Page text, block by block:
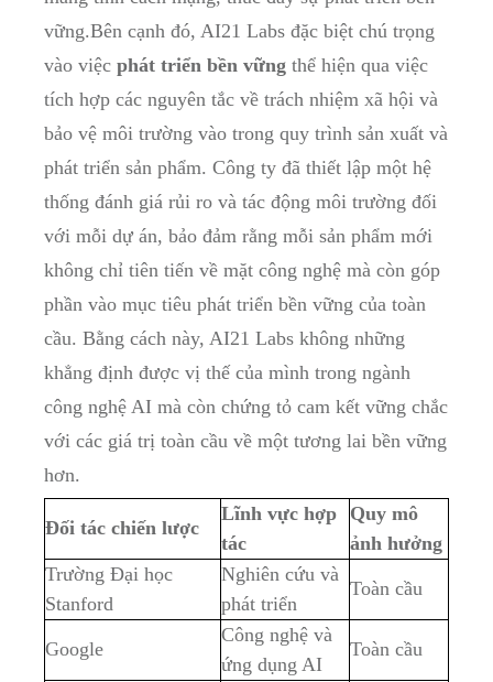
vững.Bên cạnh đó, AI21 Labs đặc biệt chú trọng
vào việc phát triển bền vững thể hiện qua việc
tích hợp các nguyên tắc về trách nhiệm xã hội và
bảo vệ môi trường vào trong quy trình sản xuất và
phát triển sản phẩm. Công ty đã thiết lập một hệ
thống đánh giá rủi ro và tác động môi trường đối
với mỗi dự án, bảo đảm rằng mỗi sản phẩm mới
không chỉ tiên tiến về mặt công nghệ mà còn góp
phần vào mục tiêu phát triển bền vững của toàn
cầu. Bằng cách này, AI21 Labs không những
khẳng định được vị thế của mình trong ngành
công nghệ AI mà còn chứng tỏ cam kết vững chắc
với các giá trị toàn cầu về một tương lai bền vững
hơn.
Đối tác chiến lược
Lĩnh vực hợp
tác
Quy mô
ảnh hưởng
Trường Đại học
Stanford
Nghiên cứu và
phát triển
Toàn cầu
Google
Công nghệ và
ứng dụng AI
Toàn cầu